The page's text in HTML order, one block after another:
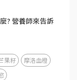
? 營養師來告訴
果籽
摩洛血橙